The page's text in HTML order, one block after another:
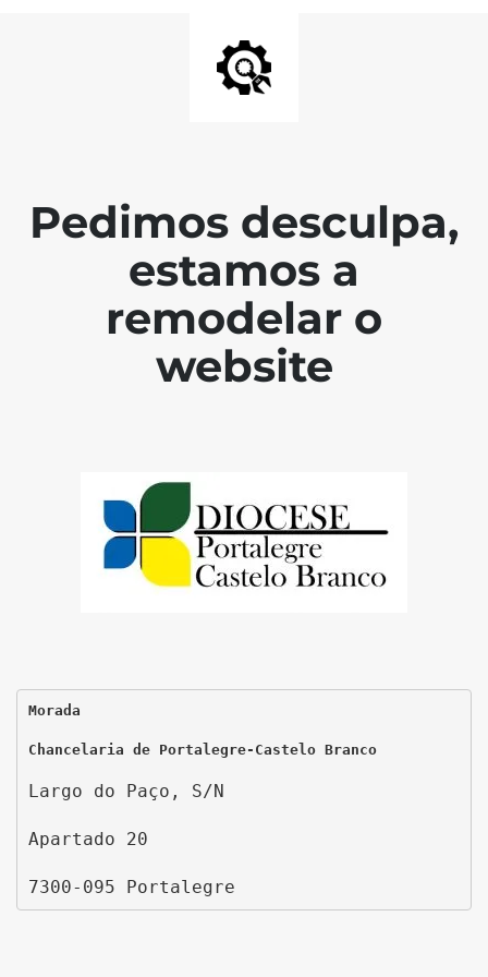
Pedimos desculpa,
estamos a
remodelar o
website
Morada
Chancelaria de Portalegre-Castelo Branco
Largo do Paço, S/N
Apartado 20
7300-095 Portalegre